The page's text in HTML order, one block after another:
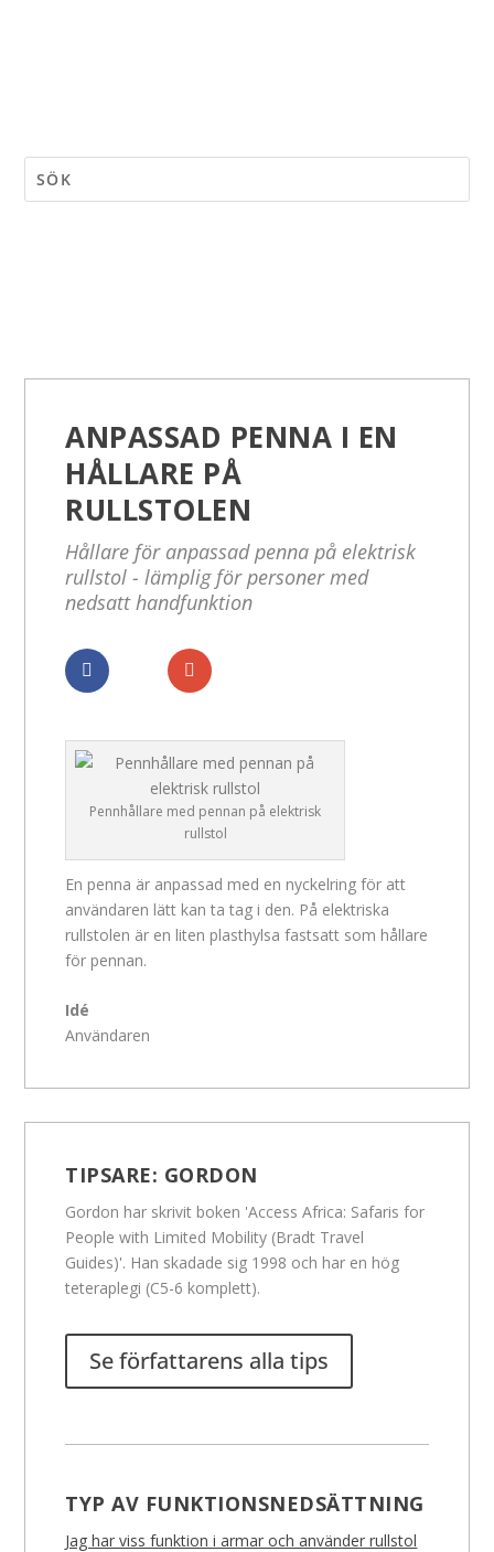
ANPASSAD PENNA I EN
HÅLLARE PÅ
RULLSTOLEN
Hållare för anpassad penna på elektrisk
rullstol - lämplig för personer med
nedsatt handfunktion
Pennhållare med pennan på elektrisk
rullstol
En penna är anpassad med en nyckelring för att
användaren lätt kan ta tag i den. På elektriska
rullstolen är en liten plasthylsa fastsatt som hållare
för pennan.
Idé
Användaren
TIPSARE: GORDON
Gordon har skrivit boken 'Access Africa: Safaris for
People with Limited Mobility (Bradt Travel
Guides)'. Han skadade sig 1998 och har en hög
teteraplegi (C5-6 komplett).
Se författarens alla tips
TYP AV FUNKTIONSNEDSÄTTNING
Jag har viss funktion i armar och använder rullstol